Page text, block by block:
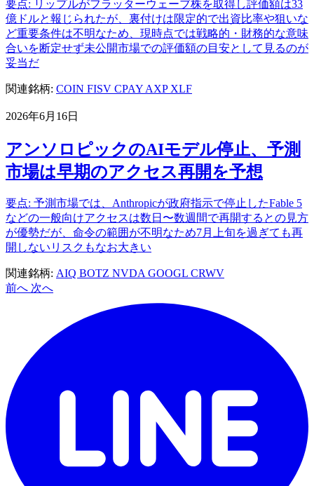
要点: リップルがフラッターウェーブ株を取得し評価額は33
億ドルと報じられたが、裏付けは限定的で出資比率や狙いな
ど重要条件は不明なため、現時点では戦略的・財務的な意味
合いを断定せず未公開市場での評価額の目安として見るのが
妥当だ
関連銘柄: COIN FISV CPAY AXP XLF
2026年6月16日
アンソロピックのAIモデル停止、予測
市場は早期のアクセス再開を予想
要点: 予測市場では、Anthropicが政府指示で停止したFable 5
などの一般向けアクセスは数日〜数週間で再開するとの見方
が優勢だが、命令の範囲が不明なため7月上旬を過ぎても再
開しないリスクもなお大きい
関連銘柄: AIQ BOTZ NVDAGOOGL CRWV
前へ 次へ